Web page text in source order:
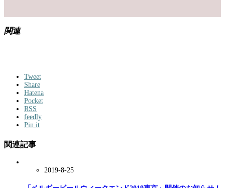
関連
Tweet
Share
Hatena
Pocket
RSS
feedly
Pin it
関連記事
2019-8-25